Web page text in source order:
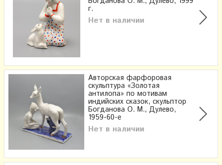
г.
Нет в наличии
Авторская фарфоровая
скульптура «Золотая
антилопа» по мотивам
индийских сказок, скульптор
Богданова О. М., Дулево,
1959-60-е
Нет в наличии